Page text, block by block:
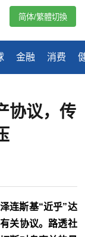
金融 消费
简体/繁體切換
协议，传
连斯基“近乎”达
关协议。路透社